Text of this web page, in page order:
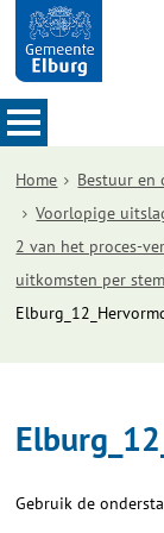
Home Bestuur en
Voorlopige
2 van het proces-
uitkomsten per
Gebruik de